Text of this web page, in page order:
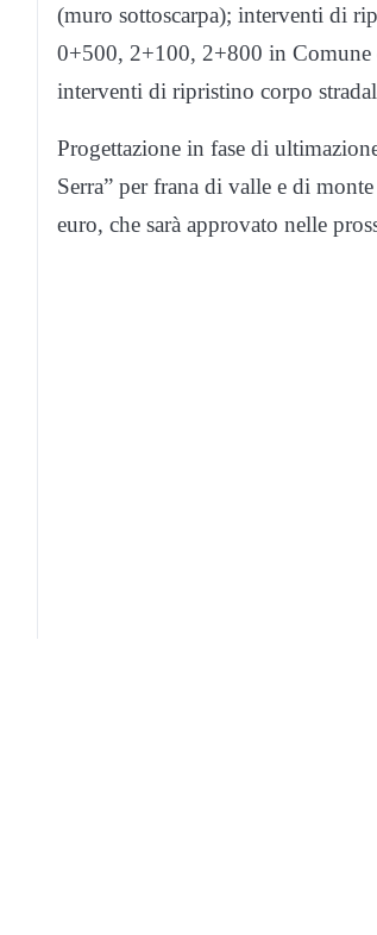
(muro sottoscarpa); interventi di
0+500, 2+100, 2+800 in
interventi di ripristino corpo
Progettazione in fase di
Serra” per frana di valle e di
euro, che sarà approvato nelle